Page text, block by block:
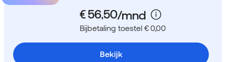
Bijbetaling toestel € 0,00
Bekijk